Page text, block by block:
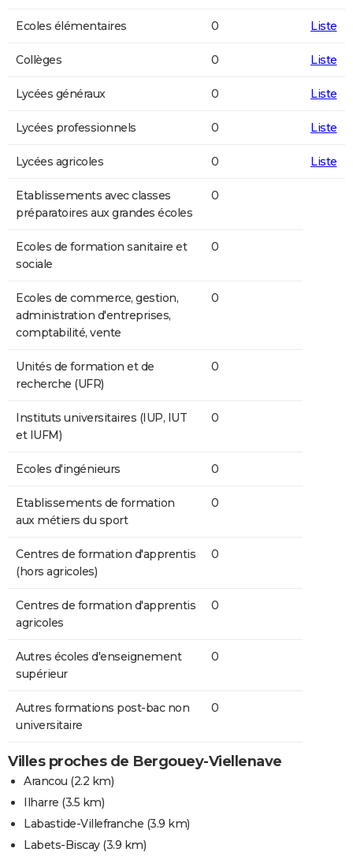
Ecoles élémentaires 0 Liste
Collèges 0 Liste
Lycées généraux 0 Liste
Lycées professionnels 0 Liste
Lycées agricoles 0 Liste
Etablissements avec classes
préparatoires aux grandes écoles
0
Ecoles de formation sanitaire et
sociale
0
Ecoles de commerce, gestion,
administration d'entreprises,
comptabilité, vente
0
Unités de formation et de
recherche (UFR)
0
Instituts universitaires (IUP, IUT
et IUFM)
0
Ecoles d'ingénieurs 0
Etablissements de formation
aux métiers du sport
0
Centres de formation d'apprentis
(hors agricoles)
0
Centres de formation d'apprentis
agricoles
0
Autres écoles d'enseignement
supérieur
0
Autres formations post-bac non
universitaire
0
Villes proches de Bergouey-Viellenave
Arancou (2.2 km)
Ilharre (3.5 km)
Labastide-Villefranche (3.9 km)
Labets-Biscay(3.9 km)